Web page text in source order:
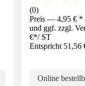
(0)
Preis — 4,95 € *
und ggf. zzgl.
€*/ ST
Entspricht 51,56
Online